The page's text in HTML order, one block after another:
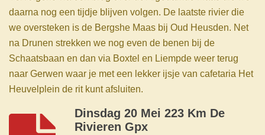
daarna nog een tijdje blijven volgen. De laatste rivier die
we oversteken is de Bergshe Maas bij Oud Heusden. Net
na Drunen strekken we nog even de benen bij de
Schaatsbaan en dan via Boxtel en Liempde weer terug
naar Gerwen waar je met een lekker ijsje van cafetaria Het
Heuvelplein de rit kunt afsluiten.
Dinsdag 20 Mei 223 Km De
Rivieren Gpx